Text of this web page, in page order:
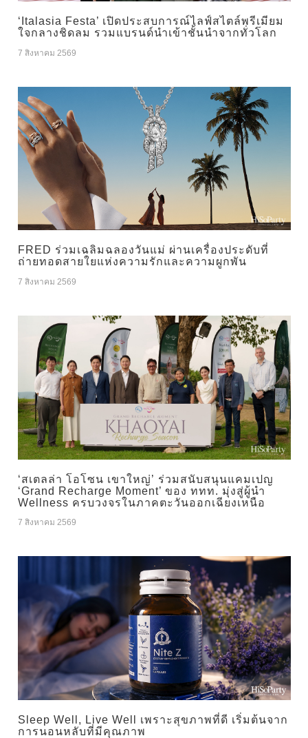
‘Italasia Festa’ เปิดประสบการณ์ไลฟ์สไตล์พรีเมียม
ใจกลางชิดลม รวมแบรนด์นำเข้าชั้นนำจากทั่วโลก
7 สิงหาคม 2569
FRED ร่วมเฉลิมฉลองวันแม่ ผ่านเครื่องประดับที่
ถ่ายทอดสายใยแห่งความรักและความผูกพัน
7 สิงหาคม 2569
‘สเตลล่า โอโซน เขาใหญ่’ ร่วมสนับสนุนแคมเปญ
‘Grand Recharge Moment’ ของ ททท. มุ่งสู่ผู้นำ
Wellness ครบวงจรในภาคตะวันออกเฉียงเหนือ
7 สิงหาคม 2569
Sleep Well, Live Well เพราะสุขภาพที่ดี เริ่มต้นจาก
การนอนหลับที่มีคุณภาพ